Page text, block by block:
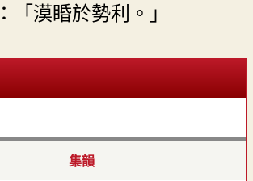
「漠睧於勢利。」
集韻